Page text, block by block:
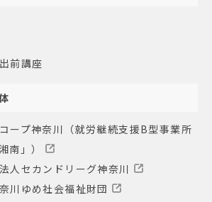
前講座
ープ神奈川（就労継続支援B型事業所
南」）
人セカンドリーグ神奈川
川ゆめ社会福祉財団